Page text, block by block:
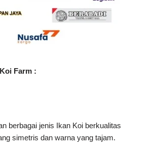
Farm :
berbagai jenis Ikan Koi berkualitas
simetris dan warna yang tajam.